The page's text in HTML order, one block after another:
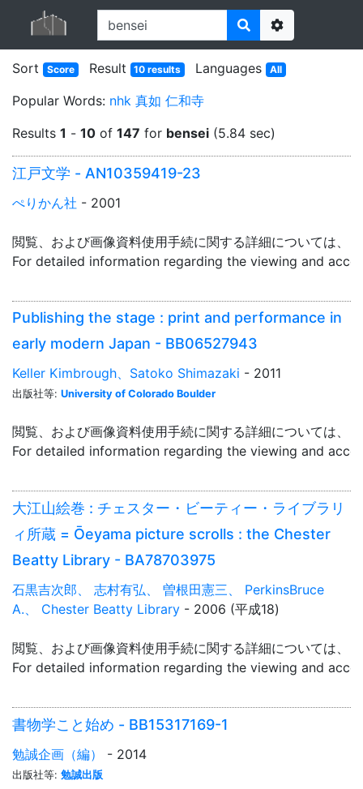
Options
Sort
Score Result 10 results Languages All
Popular Words: nhk 真如 仁和寺
Results 1 - 10 of 147 for bensei (5.84 sec)
江戸文学 - AN10359419-23
ぺりかん社 - 2001
閲覧、および画像資料使用手続に関する詳細については、「
For detailed information regarding the viewing and
Publishing the stage : print and performance in
early modern Japan - BB06527943
Keller Kimbrough、Satoko Shimazaki - 2011
出版社等: University of Colorado Boulder
閲覧、および画像資料使用手続に関する詳細については、「
For detailed information regarding the viewing and
大江山絵巻 : チェスター・ビーティー・ライブラリ
ィ所蔵 = Ōeyama picture scrolls : the Chester
Beatty Library - BA78703975
石黒吉次郎、 志村有弘、 曽根田憲三、 PerkinsBruce
A.、 Chester Beatty Library - 2006 (平成18)
閲覧、および画像資料使用手続に関する詳細については、「
For detailed information regarding the viewing and
書物学こと始め - BB15317169-1
勉誠企画（編） - 2014
出版社等: 勉誠出版